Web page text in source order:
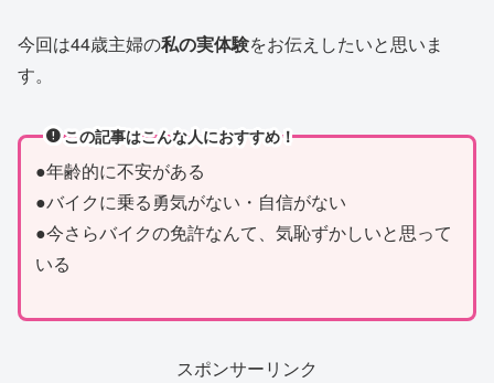
今回は44歳主婦の私の実体験をお伝えしたいと思いま
す。
この記事はこんな人におすすめ！
●年齢的に不安がある
●バイクに乗る勇気がない・自信がない
●今さらバイクの免許なんて、気恥ずかしいと思って
いる
スポンサーリンク